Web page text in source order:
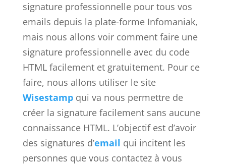
signature professionnelle pour tous vos
emails depuis la plate-forme Infomaniak,
mais nous allons voir comment faire une
signature professionnelle avec du code
HTML facilement et gratuitement. Pour ce
faire, nous allons utiliser le site
Wisestampqui va nous permettre de
créer la signature facilement sans aucune
connaissance HTML. L’objectif est d’avoir
des signatures d’email qui incitent les
personnes que vous contactez à vous